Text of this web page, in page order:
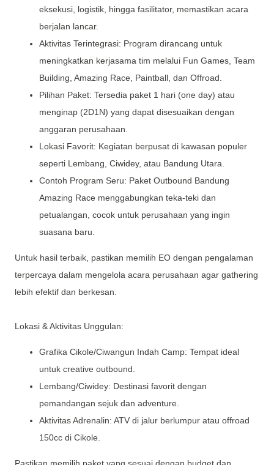
eksekusi, logistik, hingga fasilitator, memastikan acara
berjalan lancar.
Aktivitas Terintegrasi: Program dirancang untuk
meningkatkan kerjasama tim melalui Fun Games, Team
Building, Amazing Race, Paintball, dan Offroad.
Pilihan Paket: Tersedia paket 1 hari (one day) atau
menginap (2D1N) yang dapat disesuaikan dengan
anggaran perusahaan.
Lokasi Favorit: Kegiatan berpusat di kawasan populer
seperti Lembang, Ciwidey, atau Bandung Utara.
Contoh Program Seru: Paket Outbound Bandung
Amazing Race menggabungkan teka-teki dan
petualangan, cocok untuk perusahaan yang ingin
suasana baru.
Untuk hasil terbaik, pastikan memilih EO dengan pengalaman
terpercaya dalam mengelola acara perusahaan agar gathering
lebih efektif dan berkesan.
Lokasi & Aktivitas Unggulan:
Grafika Cikole/Ciwangun Indah Camp: Tempat ideal
untuk creative outbound.
Lembang/Ciwidey: Destinasi favorit dengan
pemandangan sejuk dan adventure.
Aktivitas Adrenalin: ATV di jalur berlumpur atau offroad
150cc di Cikole.
Pastikan memilih paket yang sesuai dengan budget dan